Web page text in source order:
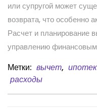
или супругой может
возврата, что особенно
Расчет и планирование
управлению
Метки: вычет,
расходы